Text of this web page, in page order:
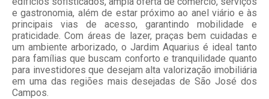
e gastronomia, além de estar próximo ao anel viário e às
principais vias de acesso, garantindo mobilidade e
praticidade. Com áreas de lazer, praças bem cuidadas e
um ambiente arborizado, o Jardim Aquarius é ideal tanto
para famílias que buscam conforto e tranquilidade quanto
para investidores que desejam alta valorização imobiliária
em uma das regiões mais desejadas de São José dos
Campos.